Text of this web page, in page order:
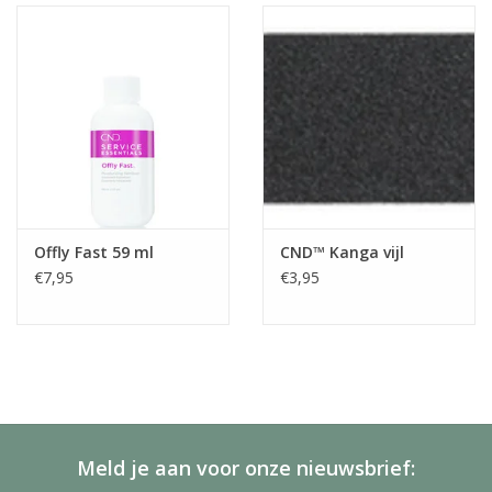
Offly Fast 59 ml
€7,95
CND™ Kanga vijl
€3,95
Meld je aan voor onze nieuwsbrief: